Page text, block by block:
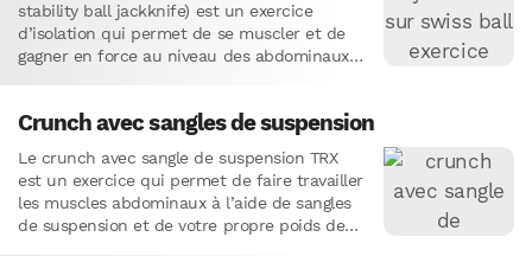
stability ball jackknife) est un exercice
d’isolation qui permet de se muscler et de
gagner en force au niveau des abdominaux
Crunch avec sangles de suspension
Le crunch avec sangle de suspension TRX
est un exercice qui permet de faire travailler
les muscles abdominaux à l’aide de sangles
de suspension et de votre propre poids de…